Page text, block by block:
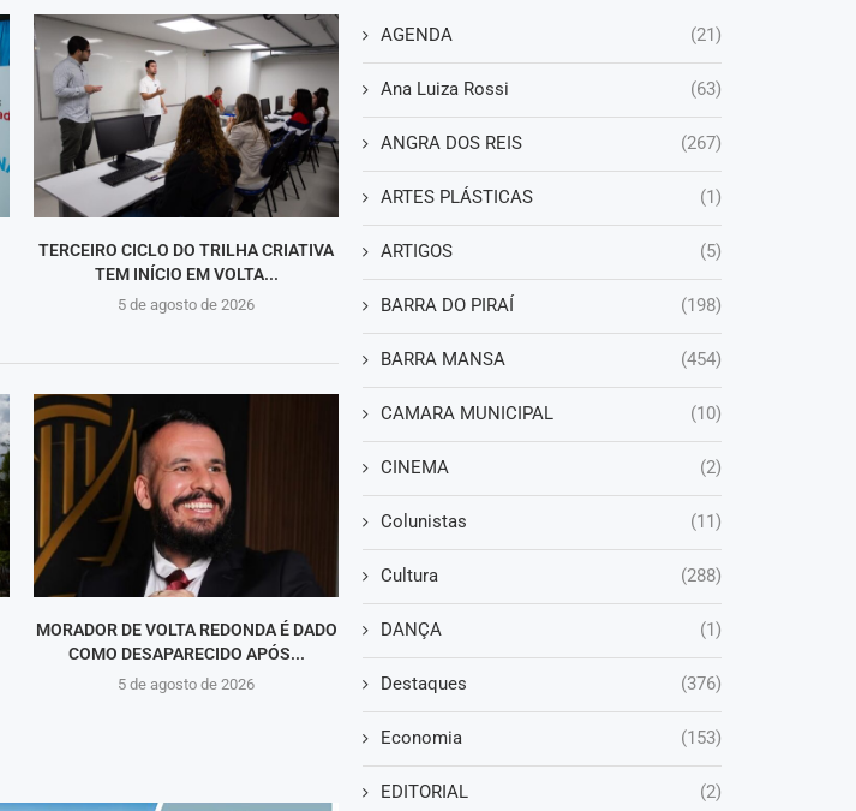
TERCEIRO CICLO DO TRILHA CRIATIVA
TEM INÍCIO EM VOLTA...
5 de agosto de 2026
MORADOR DE VOLTA REDONDA É DADO
COMO DESAPARECIDO APÓS...
5 de agosto de 2026
AGENDA (21)
Ana Luiza Rossi (63)
ANGRA DOS REIS (267)
ARTES PLÁSTICAS (1)
ARTIGOS (5)
BARRA DO PIRAÍ (198)
BARRA MANSA (454)
CAMARA MUNICIPAL (10)
CINEMA (2)
Colunistas (11)
Cultura (288)
DANÇA (1)
Destaques (376)
Economia (153)
EDITORIAL (2)